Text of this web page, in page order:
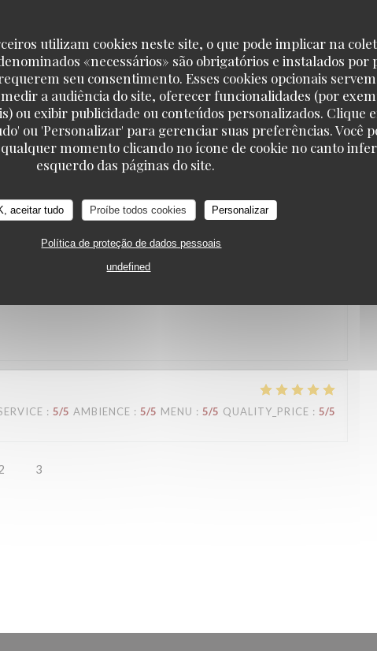
utilizam cookies neste site, o que pode implicar na
«necessários» são obrigatórios e instalados por
seu consentimento. Esses cookies opcionais
a audiência do site, oferecer funcionalidades (por
ou exibir publicidade ou conteúdos personalizados. Clique
ou 'Personalizar' para gerenciar suas preferências. Você
momento clicando no ícone de cookie no canto
esquerdo das páginas do site.
aceitar tudo Proíbe todos cookies Personalizar
Política de proteção de dados pessoais
undefined
: 4/5 AMBIENCE : 3/5 MENU: 3 /5 QUALITY_PRICE: 4 /5
AMBIENCE: 4/5
: 5/5 AMBIENCE : 5/5 MENU : 5/5 QUALITY_PRICE : 5/5
3